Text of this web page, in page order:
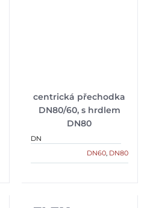
centrická přechodka
DN80/60, s hrdlem
DN80
DN
DN60, DN80